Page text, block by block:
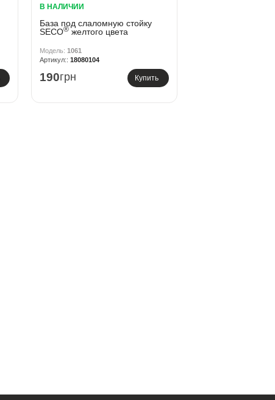
В НАЛИЧИИ
База под слаломную стойку
SECO®желтого цвета
1061
18080104
190грн Купить